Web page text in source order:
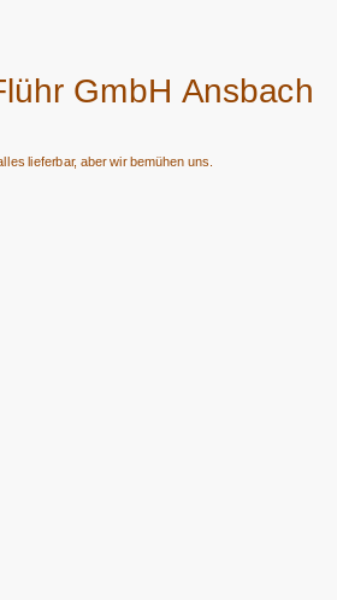
GmbH Ansbach
lieferbar, aber wir bemühen uns.